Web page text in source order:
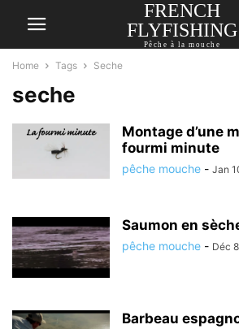
FRENCH
FLYFISHING
Pêche à la mouche
Home Tags Seche
seche
Montage d’une
fourmi minute
pêche mouche - Jan
Saumon en
pêche mouche - Déc
Barbeau